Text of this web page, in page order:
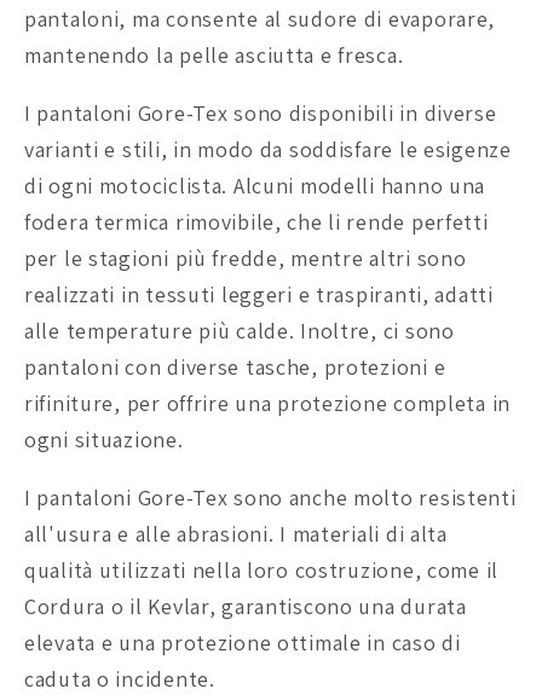
pantaloni, ma consente al sudore di evaporare,
mantenendo la pelle asciutta e fresca.
I pantaloni Gore-Tex sono disponibili in diverse
varianti e stili, in modo da soddisfare le esigenze
di ogni motociclista. Alcuni modelli hanno una
fodera termica rimovibile, che li rende perfetti
per le stagioni più fredde, mentre altri sono
realizzati in tessuti leggeri e traspiranti, adatti
alle temperature più calde. Inoltre, ci sono
pantaloni con diverse tasche, protezioni e
rifiniture, per offrire una protezione completa in
ogni situazione.
I pantaloni Gore-Tex sono anche molto resistenti
all'usura e alle abrasioni. I materiali di alta
qualità utilizzati nella loro costruzione, come il
Cordura o il Kevlar, garantiscono una durata
elevata e una protezione ottimale in caso di
caduta o incidente.